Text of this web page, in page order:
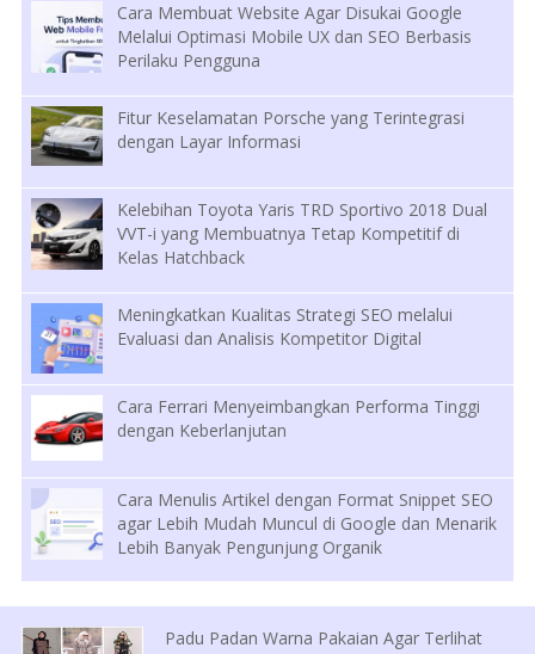
Cara Membuat Website Agar Disukai Google
Melalui Optimasi Mobile UX dan SEO Berbasis
Perilaku Pengguna
Fitur Keselamatan Porsche yang Terintegrasi
dengan Layar Informasi
Kelebihan Toyota Yaris TRD Sportivo 2018 Dual
VVT-i yang Membuatnya Tetap Kompetitif di
Kelas Hatchback
Meningkatkan Kualitas Strategi SEO melalui
Evaluasi dan Analisis Kompetitor Digital
Cara Ferrari Menyeimbangkan Performa Tinggi
dengan Keberlanjutan
Cara Menulis Artikel dengan Format Snippet SEO
agar Lebih Mudah Muncul di Google dan Menarik
Lebih Banyak Pengunjung Organik
Padu Padan Warna Pakaian Agar Terlihat